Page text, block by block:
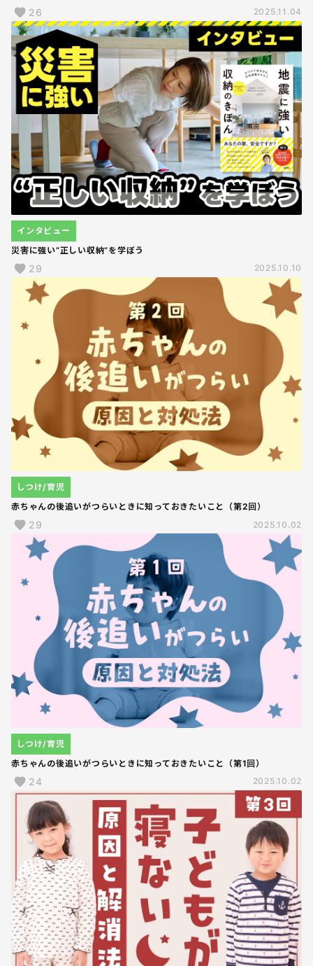
26 2025.11.04
災害に強い“正しい収納”を学ぼう
インタビュー
29 2025.10.10
赤ちゃんの後追いがつらいときに知っておきたいこと（第2回）
しつけ/育児
29 2025.10.02
赤ちゃんの後追いがつらいときに知っておきたいこと（第1回）
しつけ/育児
24 2025.10.02